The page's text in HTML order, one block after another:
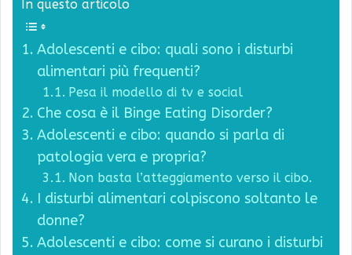
In questo articolo
Adolescenti e cibo: quali sono i disturbi
alimentari più frequenti?
Pesa il modello di tv e social
Che cosa è il Binge Eating Disorder?
Adolescenti e cibo: quando si parla di
patologia vera e propria?
Non basta l’atteggiamento verso il cibo.
I disturbi alimentari colpiscono soltanto le
donne?
Adolescenti e cibo: come si curano i disturbi